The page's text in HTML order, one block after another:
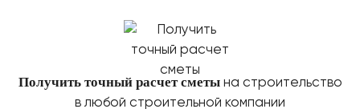
Получить точный расчет сметына строительство
в любой строительной компании